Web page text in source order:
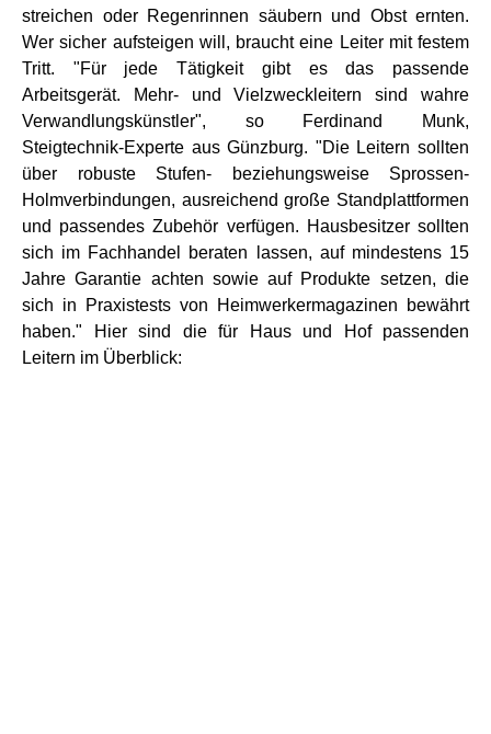
streichen oder Regenrinnen säubern und Obst ernten.
Wer sicher aufsteigen will, braucht eine Leiter mit festem
Tritt. "Für jede Tätigkeit gibt es das passende
Arbeitsgerät. Mehr- und Vielzweckleitern sind wahre
Verwandlungskünstler", so Ferdinand Munk,
Steigtechnik-Experte aus Günzburg. "Die Leitern sollten
über robuste Stufen- beziehungsweise Sprossen-
Holmverbindungen, ausreichend große Standplattformen
und passendes Zubehör verfügen. Hausbesitzer sollten
sich im Fachhandel beraten lassen, auf mindestens 15
Jahre Garantie achten sowie auf Produkte setzen, die
sich in Praxistests von Heimwerkermagazinen bewährt
haben." Hier sind die für Haus und Hof passenden
Leitern im Überblick: